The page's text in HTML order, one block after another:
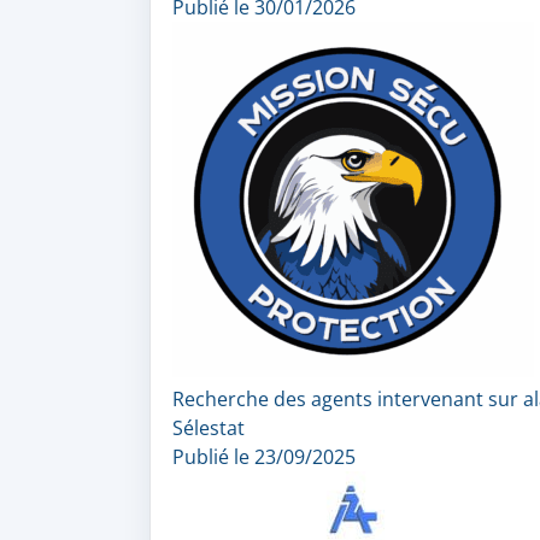
Publié le 30/01/2026
Recherche des agents intervenant sur
Sélestat
Publié le 23/09/2025